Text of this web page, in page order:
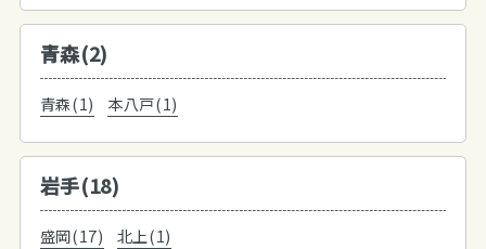
青森(2)
青森(1) 本八戸(1)
岩手(18)
盛岡(17) 北上(1)